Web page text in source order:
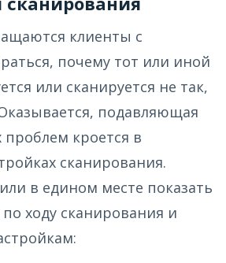
клиенты с
почему тот или иной
или сканируется не так,
подавляющая
кроется в
сканирования.
в едином месте показать
ходу сканирования и